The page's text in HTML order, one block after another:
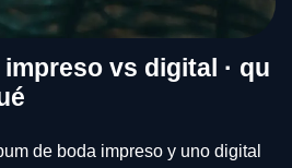
vs digital · qu
de boda impreso y uno digital